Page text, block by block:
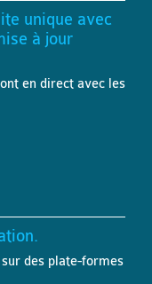
unique avec
à jour
en direct avec les
des plate-formes